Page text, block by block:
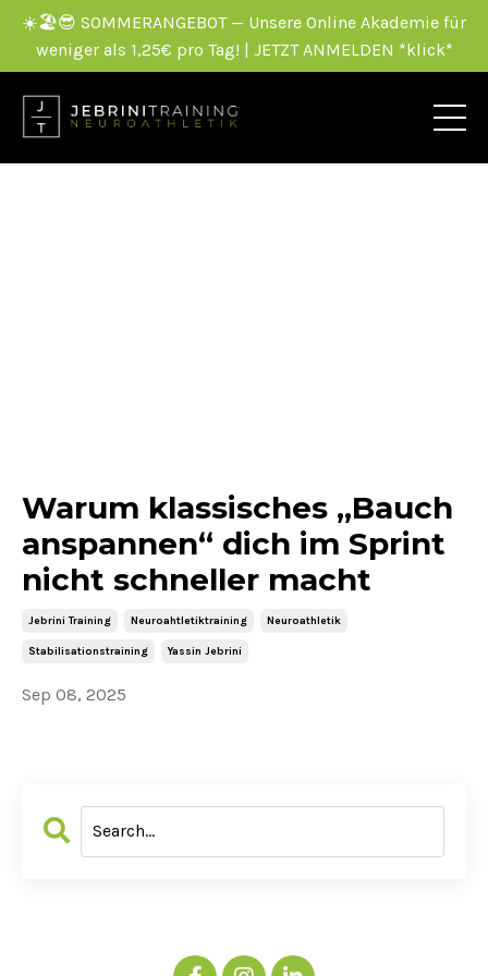
☀️🏖️😎 SOMMERANGEBOT — Unsere Online Akademie für
weniger als 1,25€ pro Tag! | JETZT ANMELDEN *klick*
Warum klassisches „Bauch
anspannen“ dich im Sprint
nicht schneller macht
Jebrini Training Neuroahtletiktraining Neuroathletik
Stabilisationstraining Yassin Jebrini
Sep 08, 2025